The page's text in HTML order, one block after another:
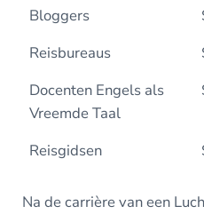
Bloggers
Reisbureaus
Docenten Engels als
Vreemde Taal
Reisgidsen
Na de carrière van een